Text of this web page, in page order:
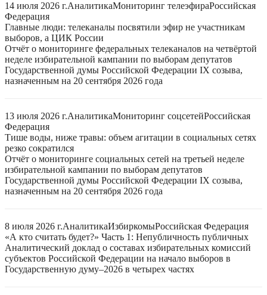
14 июля 2026 г.АналитикаМониторинг телеэфираРоссийская
Федерация
Главные люди: телеканалы посвятили эфир не участникам
выборов, а ЦИК России
Отчёт о мониторинге федеральных телеканалов на четвёртой
неделе избирательной кампании по выборам депутатов
Государственной думы Российской Федерации IX созыва,
назначенным на 20 сентября 2026 года
13 июля 2026 г.АналитикаМониторинг соцсетейРоссийская
Федерация
Тише воды, ниже травы: объем агитации в социальных сетях
резко сократился
Отчёт о мониторинге социальных сетей на третьей неделе
избирательной кампании по выборам депутатов
Государственной думы Российской Федерации IX созыва,
назначенным на 20 сентября 2026 года
8 июля 2026 г.АналитикаИзбиркомыРоссийская Федерация
«А кто считать будет?» Часть 1: Непубличность публичных
Аналитический доклад о составах избирательных комиссий
субъектов Российской Федерации на начало выборов в
Государственную думу–2026 в четырех частях